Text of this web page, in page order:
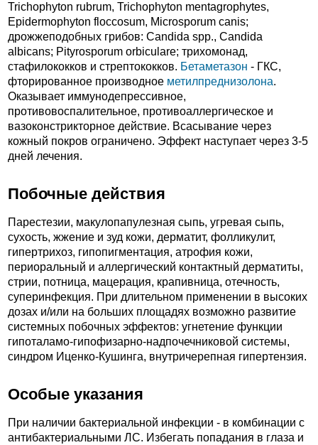
Trichophyton rubrum, Trichophyton mentagrophytes,
Epidermophyton floccosum, Microsporum canis;
дрожжеподобных грибов: Candida spp., Candida
albicans; Pityrosporum orbiculare; трихомонад,
стафилококков и стрептококков. Бетаметазон - ГКС,
фторированное производное метилпреднизолона.
Оказывает иммунодепрессивное,
противовоспалительное, противоаллергическое и
вазоконстрикторное действие. Всасывание через
кожный покров ограничено. Эффект наступает через 3-5
дней лечения.
Побочные действия
Парестезии, макулопапулезная сыпь, угревая сыпь,
сухость, жжение и зуд кожи, дерматит, фолликулит,
гипертрихоз, гипопигментация, атрофия кожи,
периоральный и аллергический контактный дерматиты,
стрии, потница, мацерация, крапивница, отечность,
суперинфекция. При длительном применении в высоких
дозах и/или на больших площадях возможно развитие
системных побочных эффектов: угнетение функции
гипоталамо-гипофизарно-надпочечниковой системы,
синдром Иценко-Кушинга, внутричерепная гипертензия.
Особые указания
При наличии бактериальной инфекции - в комбинации с
антибактериальными ЛС. Избегать попадания в глаза и